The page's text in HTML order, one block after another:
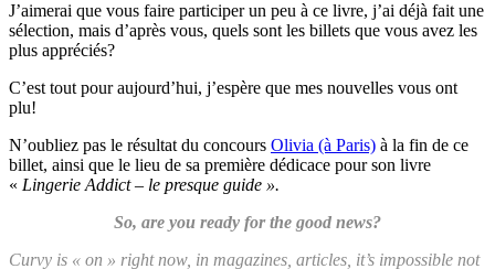
J’aimerai que vous faire participer un peu à ce livre, j’ai déjà fait une
sélection, mais d’après vous, quels sont les billets que vous avez les
plus appréciés?
C’est tout pour aujourd’hui, j’espère que mes nouvelles vous ont
plu!
N’oubliez pas le résultat du concours Olivia (à Paris) à la fin de ce
billet, ainsi que le lieu de sa première dédicace pour son livre
« Lingerie Addict – le presque guide ».
So, are you ready for the good news?
Curvy is « on » right now, in magazines, articles, it’s impossible not